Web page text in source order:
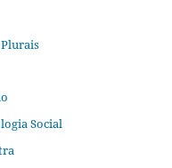
Social